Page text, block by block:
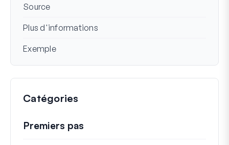
Source
Plus d'informations
Exemple
Catégories
Premiers pas